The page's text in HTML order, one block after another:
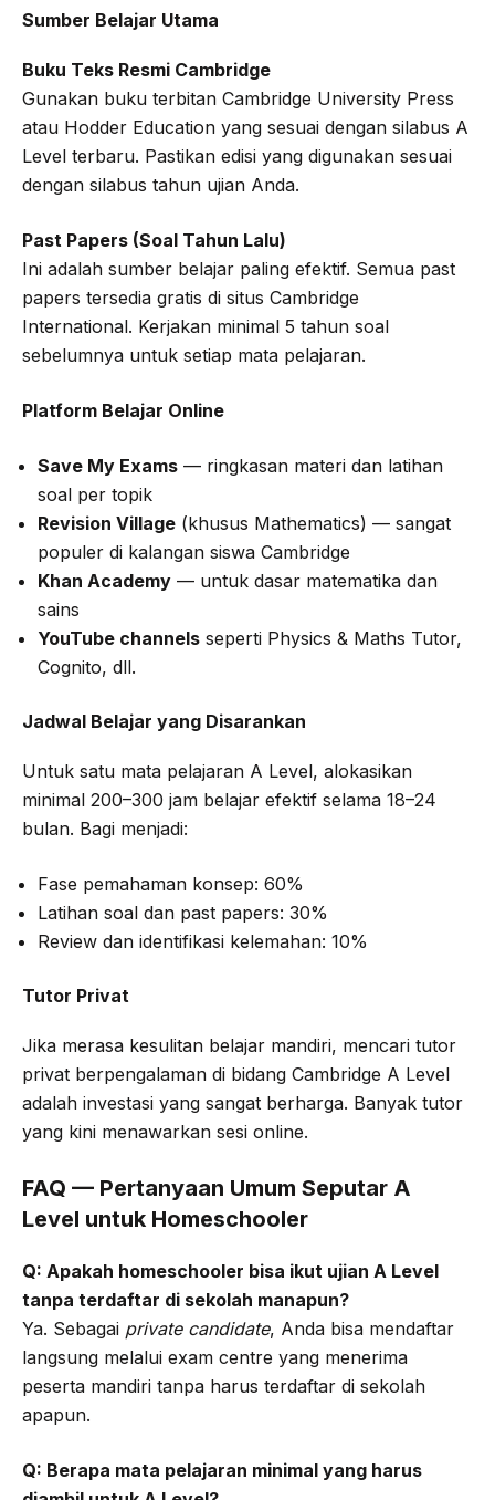
Sumber Belajar Utama
Buku Teks Resmi Cambridge
Gunakan buku terbitan Cambridge University Press
atau Hodder Education yang sesuai dengan silabus A
Level terbaru. Pastikan edisi yang digunakan sesuai
dengan silabus tahun ujian Anda.
Past Papers (Soal Tahun Lalu)
Ini adalah sumber belajar paling efektif. Semua past
papers tersedia gratis di situs Cambridge
International. Kerjakan minimal 5 tahun soal
sebelumnya untuk setiap mata pelajaran.
Platform Belajar Online
Save My Exams— ringkasan materi dan latihan
soal per topik
Revision Village(khusus Mathematics) — sangat
populer di kalangan siswa Cambridge
Khan Academy— untuk dasar matematika dan
sains
YouTube channelsseperti Physics & Maths Tutor,
Cognito, dll.
Jadwal Belajar yang Disarankan
Untuk satu mata pelajaran A Level, alokasikan
minimal 200–300 jam belajar efektif selama 18–24
bulan. Bagi menjadi:
Fase pemahaman konsep: 60%
Latihan soal dan past papers: 30%
Review dan identifikasi kelemahan: 10%
Tutor Privat
Jika merasa kesulitan belajar mandiri, mencari tutor
privat berpengalaman di bidang Cambridge A Level
adalah investasi yang sangat berharga. Banyak tutor
yang kini menawarkan sesi online.
FAQ — Pertanyaan Umum Seputar A
Level untuk Homeschooler
Q: Apakah homeschooler bisa ikut ujian A Level
tanpa terdaftar di sekolah manapun?
Ya. Sebagai private candidate, Anda bisa mendaftar
langsung melalui exam centre yang menerima
peserta mandiri tanpa harus terdaftar di sekolah
apapun.
Q: Berapa mata pelajaran minimal yang harus